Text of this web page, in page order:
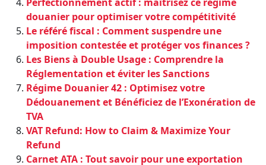
douanier pour optimiser votre compétitivité
Le référé fiscal : Comment suspendre une
imposition contestée et protéger vos finances ?
Les Biens à Double Usage : Comprendre la
Réglementation et éviter les Sanctions
Régime Douanier 42 : Optimisez votre
Dédouanement et Bénéficiez de l’Exonération de
TVA
VAT Refund: How to Claim & Maximize Your
Refund
Carnet ATA : Tout savoir pour une exportation